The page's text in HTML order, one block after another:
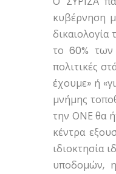
κυβέρνηση
το 60% των
πολιτικές
έχουμε» ή
μνήμης
την ΟΝΕ θα
κέντρα
ιδιοκτησία
υποδομών, η